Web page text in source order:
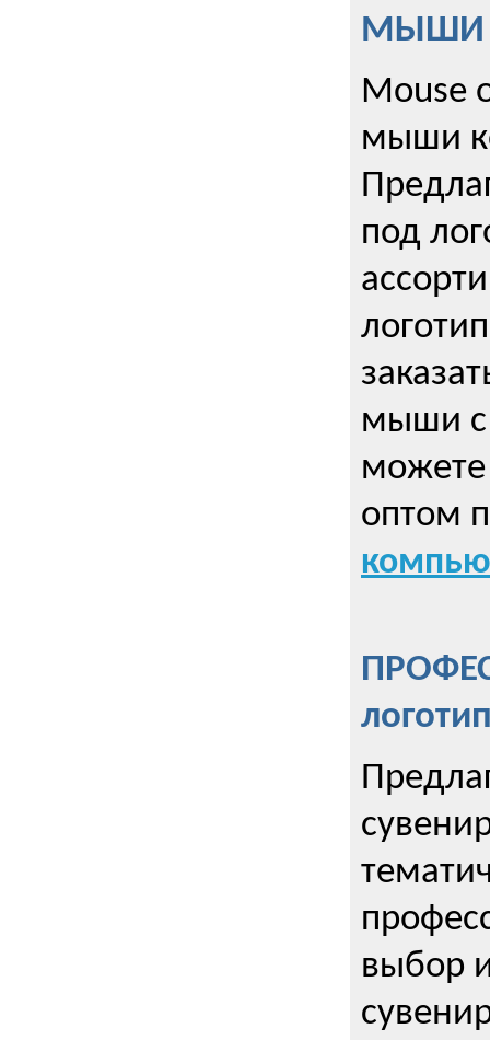
МЫШИ
Mouse
мыши
под
мыши с
можете
оптом
выбор